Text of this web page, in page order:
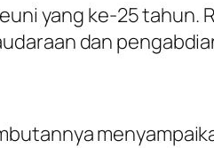
yang ke-25 tahun.
dan